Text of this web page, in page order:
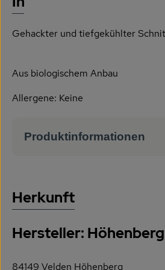
Gehackter und tiefgekühlter
Aus biologischem Anbau
Allergene: Keine
Produktinformationen
Herkunft
Hersteller: Höhenberg
84149 Velden Höhenberg